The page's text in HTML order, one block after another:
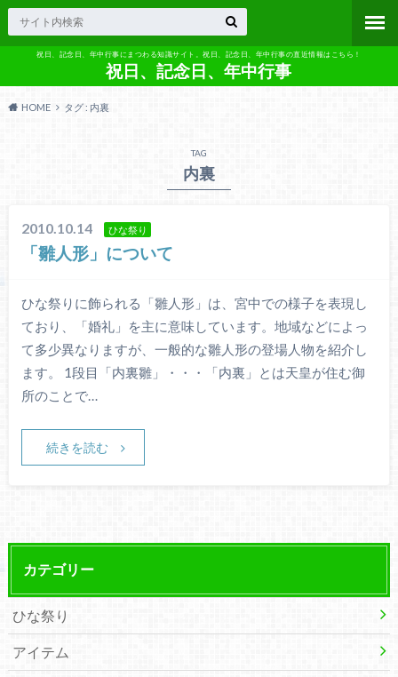
祝日、記念日、年中行事にまつわる知識サイト。祝日、記念日、年中行事の直近情報はこちら！
祝日、記念日、年中行事
HOME タグ : 内裏
TAG
内裏
2010.10.14 ひな祭り
「雛人形」について
ひな祭りに飾られる「雛人形」は、宮中での様子を表現し
ており、「婚礼」を主に意味しています。地域などによっ
て多少異なりますが、一般的な雛人形の登場人物を紹介し
ます。 1段目「内裏雛」・・・「内裏」とは天皇が住む御
所のことで…
続きを読む
カテゴリー
ひな祭り
アイテム